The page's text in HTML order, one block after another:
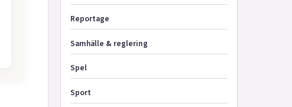
Reportage
Samhälle & reglering
Spel
Sport